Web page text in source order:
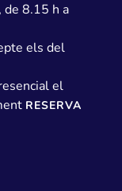
de 8.15 h a
els del
el
RESERVA